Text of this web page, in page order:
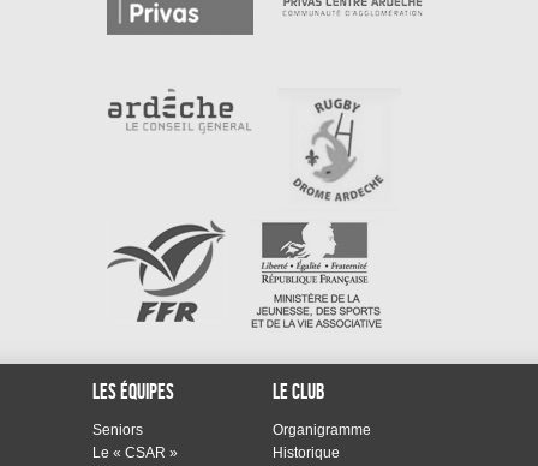
Les équipes
Seniors
Le « CSAR »
Le club
Organigramme
Historique